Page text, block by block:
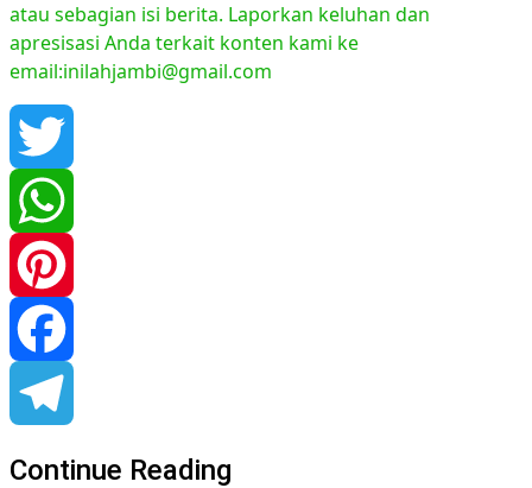
atau sebagian isi berita. Laporkan keluhan dan
apresisasi Anda terkait konten kami ke
email:inilahjambi@gmail.com
Twitter
WhatsApp
Pinterest
Facebook
Telegram
Continue Reading